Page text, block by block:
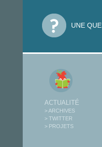
UNE
ACTUALITÉ
> ARCHIVES
> TWITTER
> PROJETS